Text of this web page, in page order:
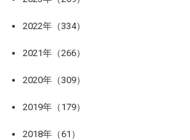
2022年（334）
2021年（266）
2020年（309）
2019年（179）
2018年（61）